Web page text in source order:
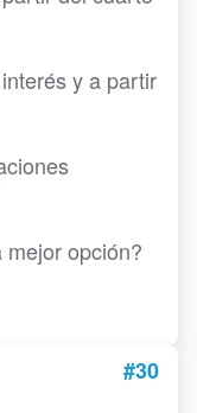
y a partir
opción?
#30